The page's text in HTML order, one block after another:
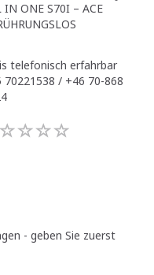
IN ONE S70I – ACE
telefonisch erfahrbar
70221538 / +46 70-868
- geben Sie zuerst